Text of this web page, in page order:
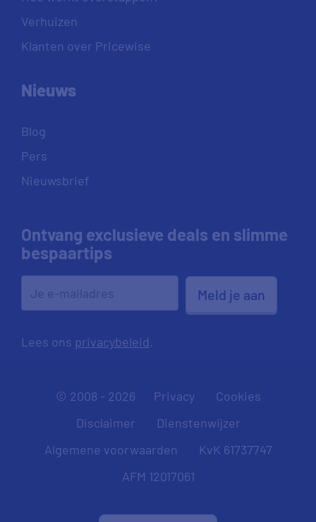
Verhuizen
Klanten over Pricewise
Nieuws
Blog
Pers
Nieuwsbrief
Ontvang exclusieve deals en slimme
bespaartips
Meld je aan
Lees ons privacybeleid.
© 2008 - 2026 Privacy
Cookies
Disclaimer
Dienstenwijzer
Algemene voorwaarden
KvK 61737747
AFM 12017061